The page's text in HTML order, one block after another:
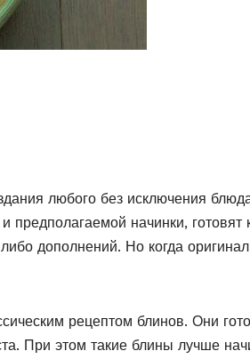
любого без исключения
предполагаемой начинки, готовят
дополнений. Но когда
рецептом блинов. Они
При этом такие блины лучше